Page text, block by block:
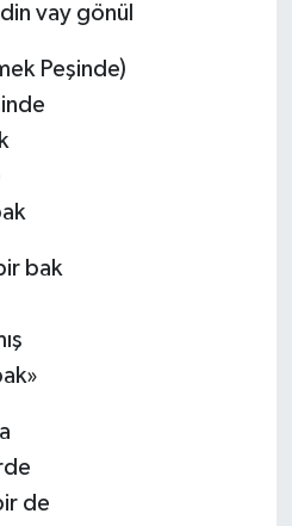
vay gönül
Peşinde)
bak
de